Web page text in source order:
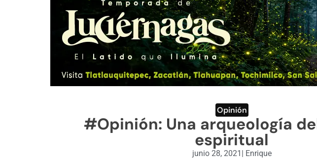
Opinión
#Opinión: Una arqueología
espiritual
junio 28, 2021 Enrique